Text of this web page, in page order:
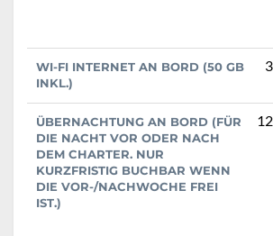
WI-FI INTERNET AN BORD (50 GB
INKL.)
ÜBERNACHTUNG AN BORD (FÜR
DIE NACHT VOR ODER NACH
DEM CHARTER. NUR
KURZFRISTIG BUCHBAR WENN
DIE VOR-/NACHWOCHE FREI
IST.)